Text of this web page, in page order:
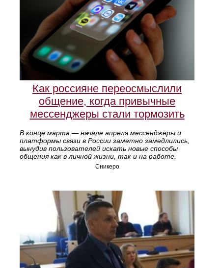
Как россияне переосмыслили
общение, когда привычные
мессенджеры стали тормозить
В конце марта — начале апреля мессенджеры и
платформы связи в России заметно замедлились,
вынудив пользователей искать новые способы
общения как в личной жизни, так и на работе.
Сникеро